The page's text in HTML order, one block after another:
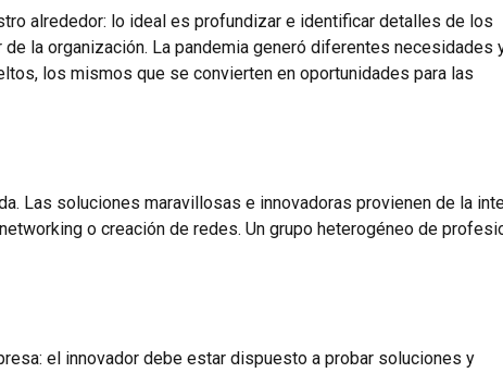
alrededor: lo ideal es profundizar e identificar detalles de los
la organización. La pandemia generó diferentes necesidades
los mismos que se convierten en oportunidades para las
Las soluciones maravillosas e innovadoras provienen de la
o creación de redes. Un grupo heterogéneo de
el innovador debe estar dispuesto a probar soluciones y